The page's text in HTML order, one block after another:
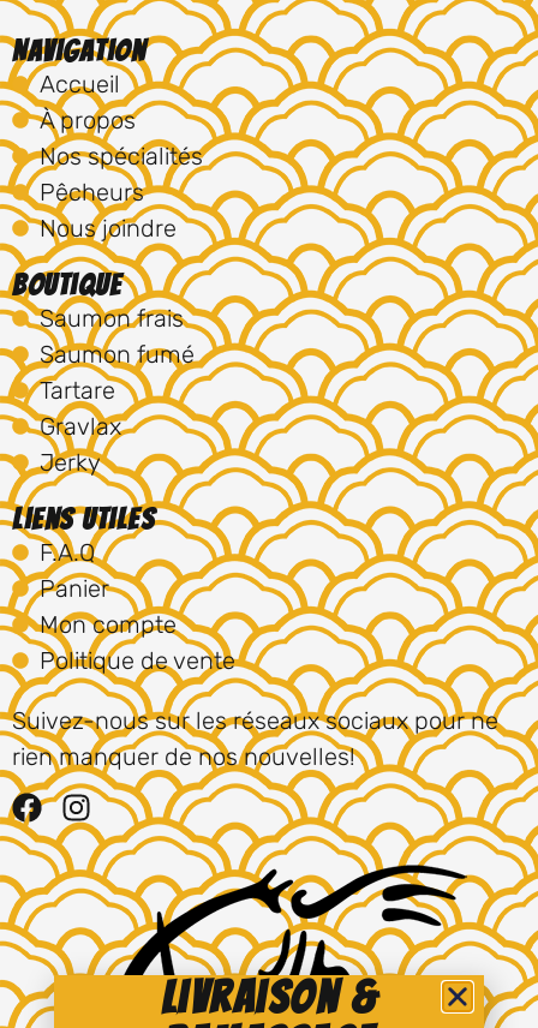
Navigation
Accueil
À propos
Nos spécialités
Pêcheurs
Nous joindre
Boutique
Saumon frais
Saumon fumé
Tartare
Gravlax
Jerky
Liens utiles
F.A.Q
Panier
Mon compte
Politique de vente
Suivez-nous sur les réseaux sociaux pour ne
rien manquer de nos nouvelles!
Livraison &